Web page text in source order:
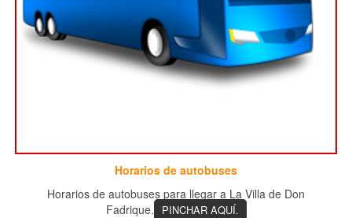
Horarios de autobuses
Horarios de autobuses para llegar a La Villa de Don
Fadrique.
PINCHAR AQUÍ.